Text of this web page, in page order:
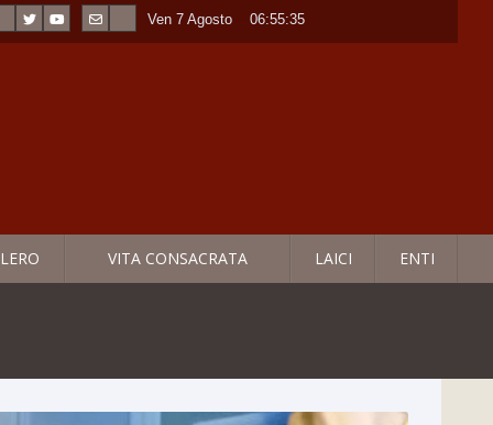
Ven 7 Agosto ----06:55:36
VITA CONSACRATA LAICI ENTI